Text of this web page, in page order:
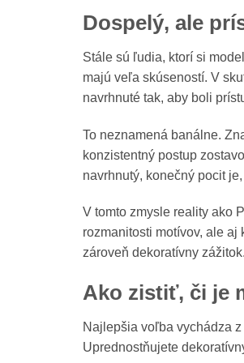
Dospelý, ale
Stále sú ľudia, ktorí si
majú veľa skúseností. V
navrhnuté tak, aby boli
To neznamená banálne.
konzistentný postup
navrhnutý, konečný pocit
V tomto zmysle reality ako
rozmanitosti motívov, ale
zároveň dekoratívny zážitok.
Ako zistiť, či je
Najlepšia voľba vychádza
Uprednostňujete